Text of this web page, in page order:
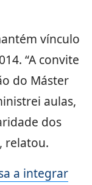
vínculo
“A convite
do Máster
aulas,
dos
relatou.
a integrar